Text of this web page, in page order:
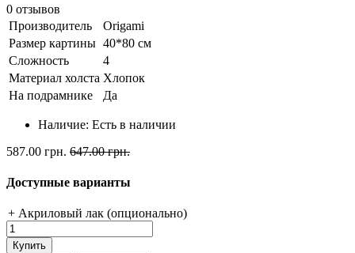
0 отзывов
Производитель
Origami
Размер картины 40*80 см
Сложность
4
Материал холста Хлопок
На подрамнике
Да
Наличие: Есть в наличии
587.00 грн. 647.00 грн.
Доступные варианты
+ Акриловый лак (опционально)
Купить